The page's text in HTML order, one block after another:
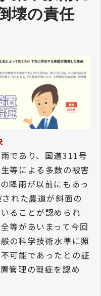
壊の責任
であり、国道311号
等による多数の被害
降雨が以前にもあっ
れた農道が斜面の
ることが認められ
等があいまって今回
の科学技術水準に照
可能であったとの証
管理の瑕疵を認め